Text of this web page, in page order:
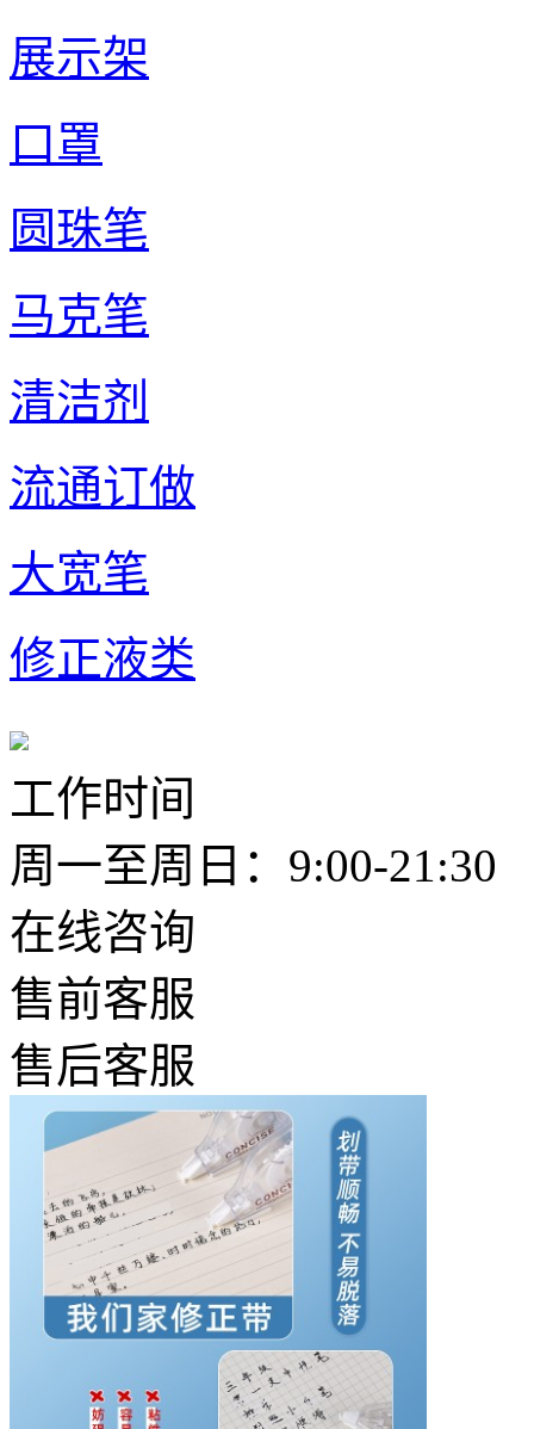
展示架
口罩
圆珠笔
马克笔
清洁剂
流通订做
大宽笔
修正液类
工作时间
周一至周日：9:00-21:30
在线咨询
售前客服
售后客服